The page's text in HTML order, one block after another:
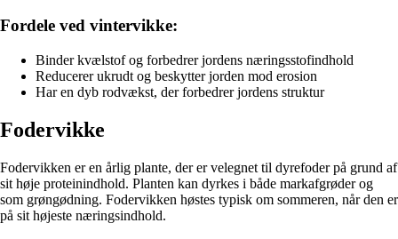
Fordele ved vintervikke:
Binder kvælstof og forbedrer jordens næringsstofindhold
Reducerer ukrudt og beskytter jorden mod erosion
Har en dyb rodvækst, der forbedrer jordens struktur
Fodervikke
Fodervikken er en årlig plante, der er velegnet til dyrefoder på grund af
sit høje proteinindhold. Planten kan dyrkes i både markafgrøder og
som grøngødning. Fodervikken høstes typisk om sommeren, når den er
på sit højeste næringsindhold.